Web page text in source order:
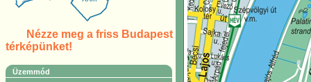
Nézze meg a friss Budapest
térképünket!
Üzemmód